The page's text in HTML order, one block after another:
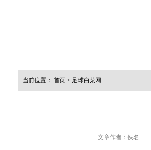
当前位置： 首页 > 足球白菜网
文章作者：佚名